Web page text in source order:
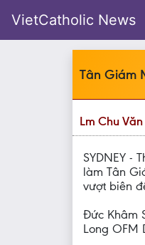
VietCatholic News
Tân Giám
Lm Chu
SYDNEY -
làm Tân
vượt biên
Đức Khâm
Long OFM